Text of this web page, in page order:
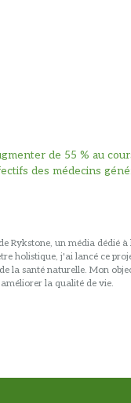
de 55 % au
des médecins
Rykstone, un média dédié
holistique, j'ai lancé ce
la santé naturelle. Mon
la qualité de vie.